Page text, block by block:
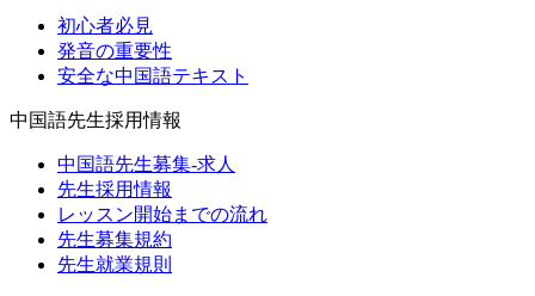
初心者必見
発音の重要性
安全な中国語テキスト
中国語先生採用情報
中国語先生募集-求人
先生採用情報
レッスン開始までの流れ
先生募集規約
先生就業規則